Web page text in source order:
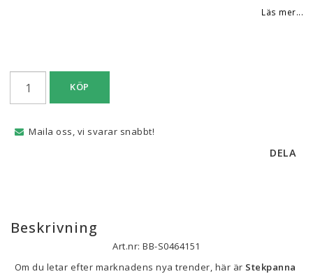
Läs mer...
KÖP
Maila oss, vi svarar snabbt!
DELA
Beskrivning
Art.nr: BB-S0464151
Om du letar efter marknadens nya trender, här är Stekpanna